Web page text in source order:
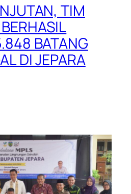
TIM
BATANG
DI JEPARA